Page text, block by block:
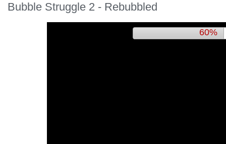
Bubble Struggle 2 - Rebubbled
64%